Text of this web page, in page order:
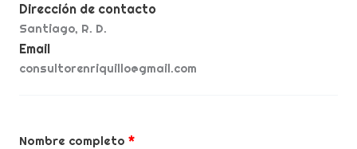
Dirección de contacto
Santiago, R. D.
Email
consultorenriquillo@gmail.com
Nombre completo